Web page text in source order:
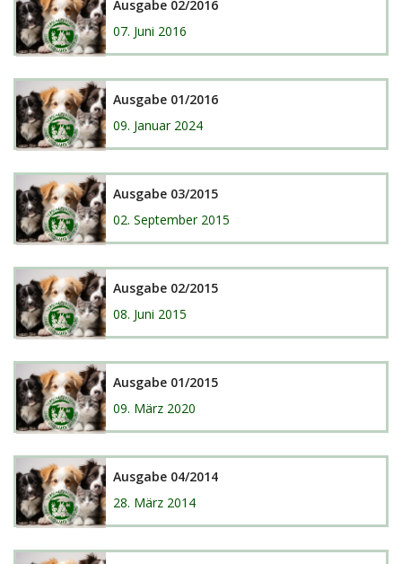
Ausgabe 02/2016
07. Juni 2016
Ausgabe 01/2016
09. Januar 2024
Ausgabe 03/2015
02. September 2015
Ausgabe 02/2015
08. Juni 2015
Ausgabe 01/2015
09. März 2020
Ausgabe 04/2014
28. März 2014